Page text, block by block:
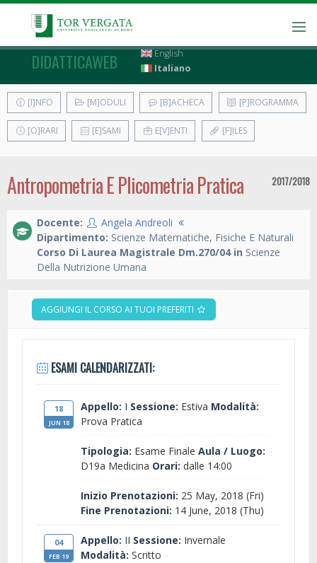
DIDATTICAWEB
English
Italiano
[I]NFO [M]ODULI [B]ACHECA [P]ROGRAMMA
[O]RARI [E]SAMI E[V]ENTI [F]ILES
Antropometria E Plicometria Pratica 2017/2018
Docente:
Angela Andreoli
Dipartimento: Scienze Matematiche, Fisiche E Naturali
Corso Di Laurea Magistrale Dm.270/04 in Scienze
Della Nutrizione Umana
AGGIUNGI IL CORSO AI TUOI PREFERITI
ESAMI CALENDARIZZATI:
18
JUN 18
Appello: I Sessione: Estiva Modalità:
Prova Pratica
Tipologia: Esame Finale Aula / Luogo:
D19a Medicina Orari: dalle 14:00
Inizio Prenotazioni: 25 May, 2018 (Fri)
Fine Prenotazioni: 14 June, 2018 (Thu)
04
FEB 19
Appello: II Sessione: Invernale
Modalità: Scritto